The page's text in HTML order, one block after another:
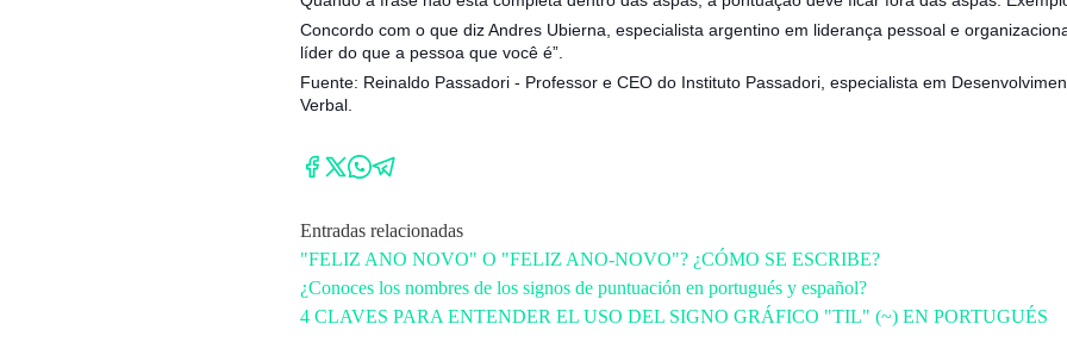
Concordo com o que diz Andres Ubierna, especialista argentino em liderança pessoal e
líder do que a pessoa que você é”.
Fuente: Reinaldo Passadori - Professor e CEO do Instituto Passadori, especialista em
Verbal.
Entradas relacionadas
"FELIZ ANO NOVO" O "FELIZ ANO-NOVO"? ¿CÓMO SE ESCRIBE?
¿Conoces los nombres de los signos de puntuación en portugués y español?
4 CLAVES PARA ENTENDER EL USO DEL SIGNO GRÁFICO "TIL" (~) EN PORTUGUÉS